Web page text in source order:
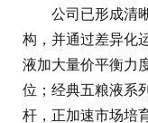
公司已形成清晰
构，并通过差异化
液加大量价平衡力
位；经典五粮液系
杆，正加速市场培